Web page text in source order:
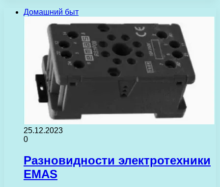
Домашний быт
25.12.2023
0
Разновидности электротехники
EMAS